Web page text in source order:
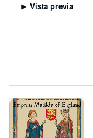
Vista previa